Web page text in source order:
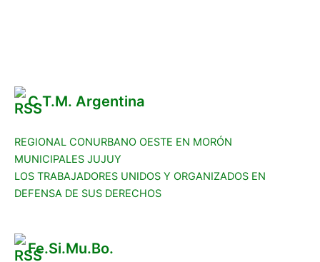
C.T.M. Argentina
REGIONAL CONURBANO OESTE EN MORÓN
MUNICIPALES JUJUY
LOS TRABAJADORES UNIDOS Y ORGANIZADOS EN
DEFENSA DE SUS DERECHOS
Fe.Si.Mu.Bo.